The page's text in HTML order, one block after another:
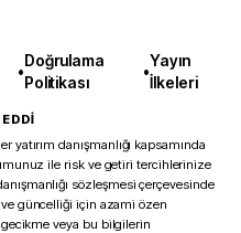
•
Doğrulama
Politikası
•
Yayın
İlkeleri
danışmanlığı kapsamında
ile risk ve getiri tercihlerinize
sözleşmesi çerçevesinde
güncelliği için azami özen
veya bu bilgilerin